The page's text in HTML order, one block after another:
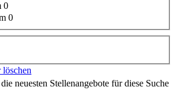
0
0
löschen
neuesten Stellenangebote für diese Suche